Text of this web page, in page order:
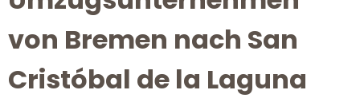
von Bremen nach San
Cristóbal de la Laguna